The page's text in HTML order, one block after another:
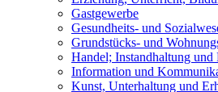
Gastgewerbe
Gesundheits- und
Grundstücks- und
Handel; Instandhaltung
Information und
Kunst, Unterhaltung und